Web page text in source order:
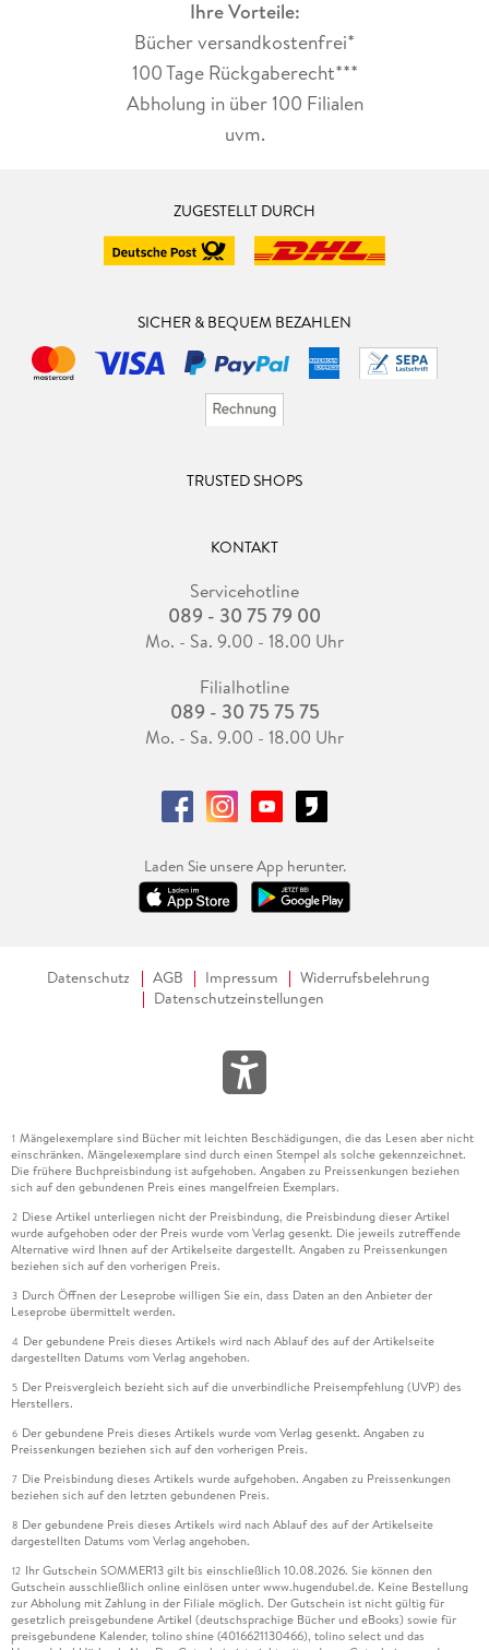
Ihre Vorteile:
Bücher versandkostenfrei*
100 Tage Rückgaberecht***
Abholung in über 100 Filialen
uvm.
ZUGESTELLT DURCH
SICHER & BEQUEM BEZAHLEN
TRUSTED SHOPS
KONTAKT
Servicehotline
089 - 30 75 79 00
Mo. - Sa. 9.00 - 18.00 Uhr
Filialhotline
089 - 30 75 75 75
Mo. - Sa. 9.00 - 18.00 Uhr
Laden Sie unsere App herunter.
Datenschutz AGB Impressum
Widerrufsbelehrung
Datenschutzeinstellungen
1 Mängelexemplare sind Bücher mit leichten Beschädigungen, die das Lesen aber nicht
einschränken. Mängelexemplare sind durch einen Stempel als solche gekennzeichnet.
Die frühere Buchpreisbindung ist aufgehoben. Angaben zu Preissenkungen beziehen
sich auf den gebundenen Preis eines mangelfreien Exemplars.
2 Diese Artikel unterliegen nicht der Preisbindung, die Preisbindung dieser Artikel
wurde aufgehoben oder der Preis wurde vom Verlag gesenkt. Die jeweils zutreffende
Alternative wird Ihnen auf der Artikelseite dargestellt. Angaben zu Preissenkungen
beziehen sich auf den vorherigen Preis.
3 Durch Öffnen der Leseprobe willigen Sie ein, dass Daten an den Anbieter der
Leseprobe übermittelt werden.
4 Der gebundene Preis dieses Artikels wird nach Ablauf des auf der Artikelseite
dargestellten Datums vom Verlag angehoben.
5 Der Preisvergleich bezieht sich auf die unverbindliche Preisempfehlung (UVP) des
Herstellers.
6 Der gebundene Preis dieses Artikels wurde vom Verlag gesenkt. Angaben zu
Preissenkungen beziehen sich auf den vorherigen Preis.
7 Die Preisbindung dieses Artikels wurde aufgehoben. Angaben zu Preissenkungen
beziehen sich auf den letzten gebundenen Preis.
8 Der gebundene Preis dieses Artikels wird nach Ablauf des auf der Artikelseite
dargestellten Datums vom Verlag angehoben.
12 Ihr Gutschein SOMMER13 gilt bis einschließlich 10.08.2026. Sie können den
Gutschein ausschließlich online einlösen unter www.hugendubel.de. Keine Bestellung
zur Abholung mit Zahlung in der Filiale möglich. Der Gutschein ist nicht gültig für
gesetzlich preisgebundene Artikel (deutschsprachige Bücher und eBooks) sowie für
preisgebundene Kalender, tolino shine (4016621130466), tolino select und das